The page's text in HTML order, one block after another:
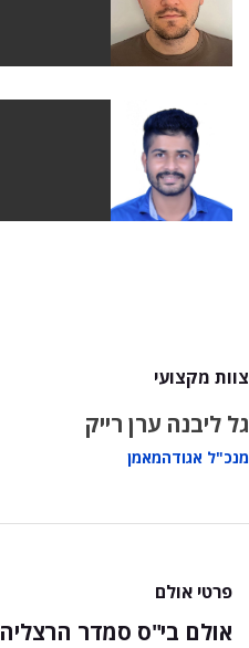
צוות מקצועי
גל ליבנה
מנכ"ל אגודה
ערן רייק
מאמן
פרטי אולם
אולם בי"ס סמדר הרצליה